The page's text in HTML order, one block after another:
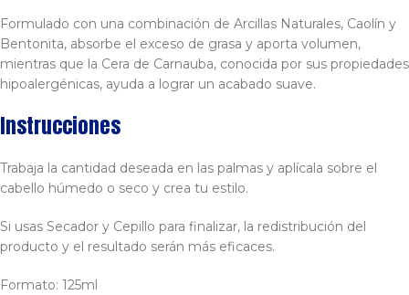
Formulado con una combinación de Arcillas Naturales, Caolín y
Bentonita, absorbe el exceso de grasa y aporta volumen,
mientras que la Cera de Carnauba, conocida por sus propiedades
hipoalergénicas, ayuda a lograr un acabado suave.
Instrucciones
Trabaja la cantidad deseada en las palmas y aplícala sobre el
cabello húmedo o seco y crea tu estilo.
Si usas Secador y Cepillo para finalizar, la redistribución del
producto y el resultado serán más eficaces.
Formato: 125ml